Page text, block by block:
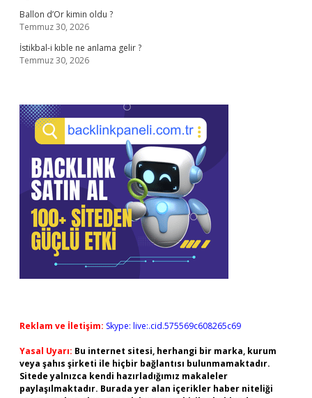
Ballon d’Or kimin oldu ?
Temmuz 30, 2026
İstikbal-i kıble ne anlama gelir ?
Temmuz 30, 2026
Reklam ve İletişim: Skype: live:.cid.575569c608265c69
Yasal Uyarı: Bu internet sitesi, herhangi bir marka, kurum
veya şahıs şirketi ile hiçbir bağlantısı bulunmamaktadır.
Sitede yalnızca kendi hazırladığımız makaleler
paylaşılmaktadır. Burada yer alan içerikler haber niteliği